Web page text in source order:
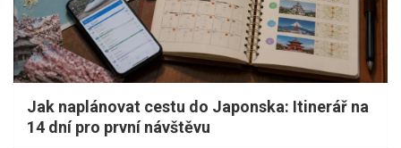
Jak naplánovat cestu do Japonska: Itinerář na
14 dní pro první návštěvu